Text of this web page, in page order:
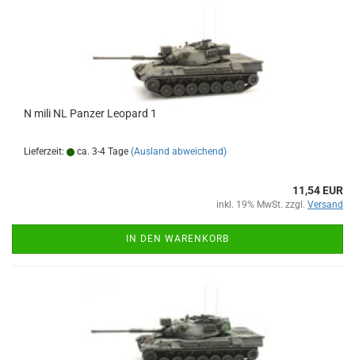
N mili NL Panzer Leopard 1
Lieferzeit: ca. 3-4 Tage (Ausland abweichend)
11,54 EUR
inkl. 19% MwSt. zzgl. Versand
IN DEN WARENKORB